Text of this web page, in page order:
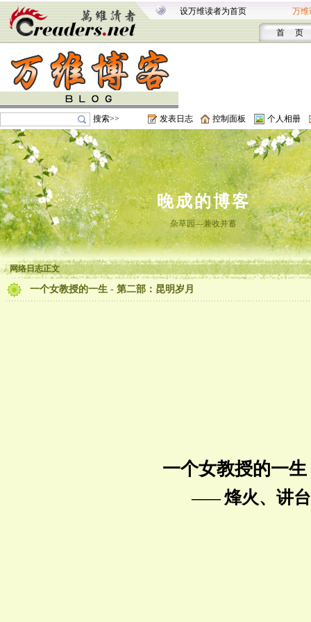
设万维读者为首页 万维
首 页
搜索>> 发表日志 控制面板 个人相册
晚成的博客
杂草园―兼收并蓄
网络日志正文
一个女教授的一生 - 第二部：昆明岁月
一个女教授的一生
—— 烽火、讲